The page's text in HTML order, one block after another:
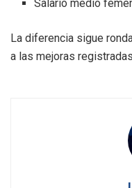
Salario medio
La diferencia sigue
a las mejoras